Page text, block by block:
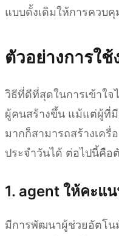
แบบดั้งเดิมให้การควบ
ตัวอย่างการใ
วิธีที่ดีที่สุดในการเข้าใจ
ผู้คนสร้างขึ้น แม้แต่ผู้ที่
มากก็สามารถสร้างเค
ประจำวันได้ ต่อไปนี้คือ
1. agent ให้คะแน
มีการพัฒนาผู้ช่วยอัตโน